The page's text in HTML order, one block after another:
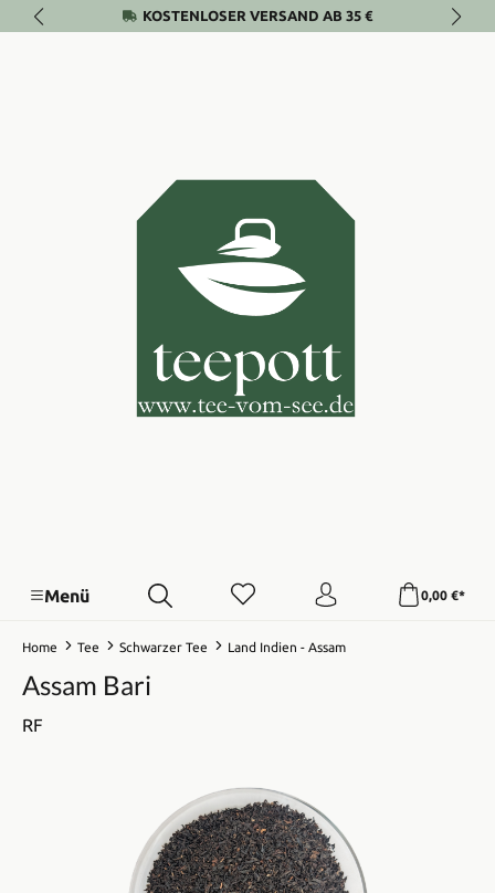
Zum Hauptinhalt springenKOSTENLOSER VERSAND AB 35 €
Menü 0,00 €*
Home Tee Schwarzer Tee Land Indien - Assam
Assam Bari
RF
Bildergalerie überspringen